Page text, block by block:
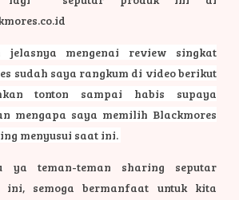
jelasnya mengenai review singkat
sudah saya rangkum di video berikut
tonton sampai habis supaya
mengapa saya memilih Blackmores
menyusui saat ini.
ya teman-teman sharing seputar
semoga bermanfaat untuk kita